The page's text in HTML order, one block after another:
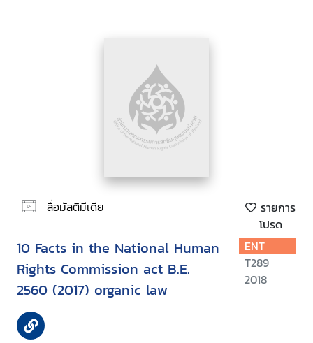
สื่อมัลติมีเดีย
รายการ
โปรด
10 Facts in the National Human
Rights Commission act B.E.
2560 (2017) organic law
ENT
T289
2018